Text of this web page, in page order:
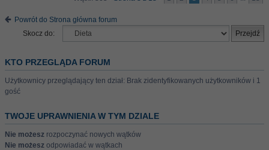
Powrót do Strona główna forum
Skocz do:
KTO PRZEGLĄDA FORUM
Użytkownicy przeglądający ten dział: Brak zidentyfikowanych użytkowników i 1
gość
TWOJE UPRAWNIENIA W TYM DZIALE
Nie możesz rozpoczynać nowych wątków
Nie możesz odpowiadać w wątkach